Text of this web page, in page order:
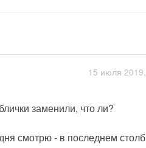
15 июля
заменили, что ли?
смотрю - в последнем